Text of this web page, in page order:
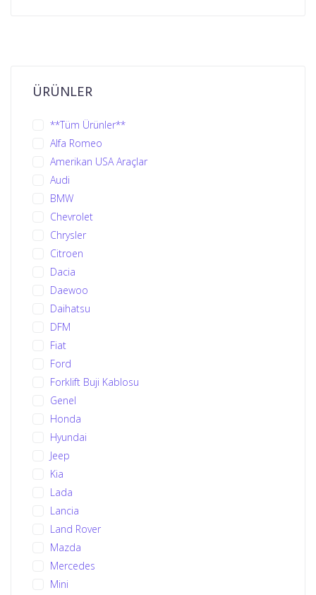
ÜRÜNLER
**Tüm Ürünler**
Alfa Romeo
Amerikan USA Araçlar
Audi
BMW
Chevrolet
Chrysler
Citroen
Dacia
Daewoo
Daihatsu
DFM
Fiat
Ford
Forklift Buji Kablosu
Genel
Honda
Hyundai
Jeep
Kia
Lada
Lancia
Land Rover
Mazda
Mercedes
Mini